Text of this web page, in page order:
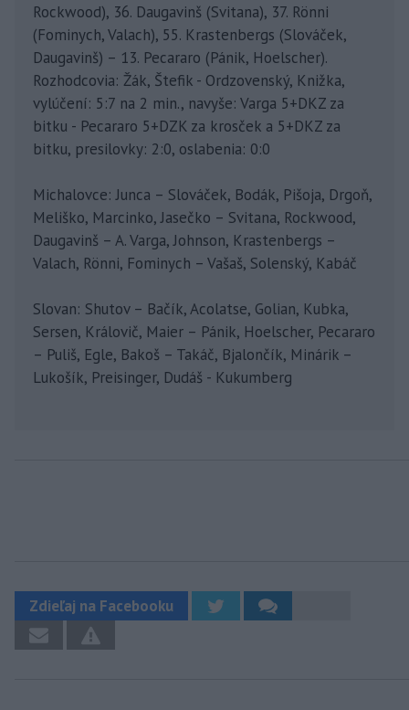
Rockwood), 36. Daugavinš (Svitana), 37. Rönni
(Fominych, Valach), 55. Krastenbergs (Slováček,
Daugavinš) – 13. Pecararo (Pánik, Hoelscher).
Rozhodcovia: Žák, Štefik - Ordzovenský, Knižka,
vylúčení: 5:7 na 2 min., navyše: Varga 5+DKZ za
bitku - Pecararo 5+DZK za krosček a 5+DKZ za
bitku, presilovky: 2:0, oslabenia: 0:0
Michalovce: Junca – Slováček, Bodák, Pišoja, Drgoň,
Meliško, Marcinko, Jasečko – Svitana, Rockwood,
Daugavinš – A. Varga, Johnson, Krastenbergs –
Valach, Rönni, Fominych – Vašaš, Solenský, Kabáč
Slovan: Shutov – Bačík, Acolatse, Golian, Kubka,
Sersen, Královič, Maier – Pánik, Hoelscher, Pecararo
– Puliš, Egle, Bakoš – Takáč, Bjalončík, Minárik –
Lukošík, Preisinger, Dudáš - Kukumberg
Zdieľaj na Facebooku